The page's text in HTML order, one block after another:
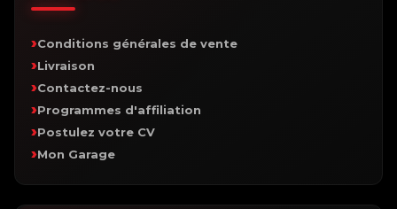
Conditions générales de vente
Livraison
Contactez-nous
Programmes d'affiliation
Postulez votre CV
Mon Garage